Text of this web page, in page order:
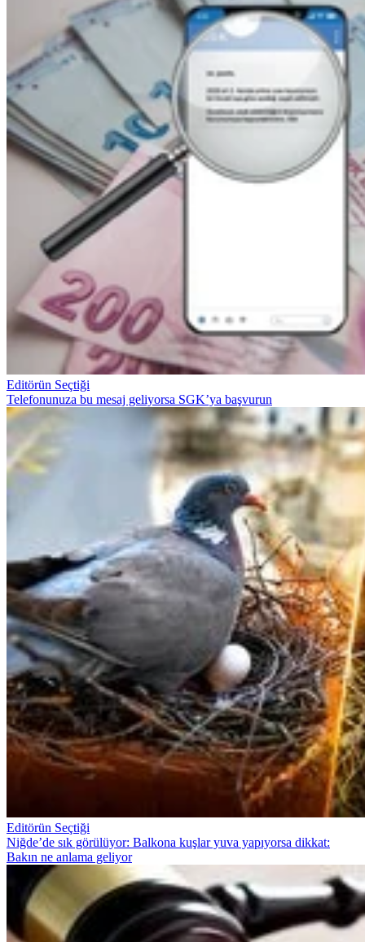
Editörün Seçtiği
Telefonunuza bu mesaj geliyorsa SGK’ya başvurun
Editörün Seçtiği
Niğde’de sık görülüyor: Balkona kuşlar yuva yapıyorsa dikkat:
Bakın ne anlama geliyor